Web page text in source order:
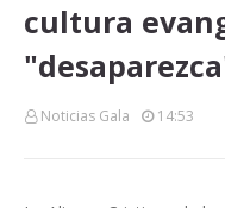
cultura
Noticias Gala 14:53